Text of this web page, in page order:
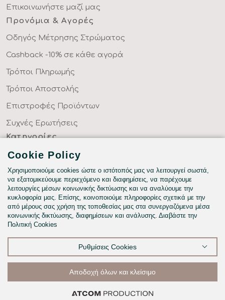
Επικοινωνήστε μαζί μας
Προνόμια & Αγορές
Οδηγός Μέτρησης Στρώματος
Cashback -10% σε κάθε αγορά
Τρόποι Πληρωμής
Τρόποι Αποστολής
Επιστροφές Προϊόντων
Συχνές Ερωτήσεις
Κατηγορίες
ΣΕΝΤΟΝΙΑ ΣΤΑ ΜΕΤΡΑ ΣΑΣ
ΥΦΑΣΜΑΤΑ ΜΕ ΤΟ ΜΕΤΡΟ
ΥΠΝΟΔΩΜΑΤΙΟ
HOTEL & BNB
ΠΑΙΔΙΚΟ - ΕΦΗΒΙΚΟ
Cookie Policy
Χρησιμοποιούμε cookies ώστε ο ιστότοπός μας να λειτουργεί σωστά,
να εξατομικεύουμε περιεχόμενο και διαφημίσεις, να παρέχουμε
λειτουργίες μέσων κοινωνικής δικτύωσης και να αναλύουμε την
κυκλοφορία μας. Επίσης, κοινοποιούμε πληροφορίες σχετικά με την
από μέρους σας χρήση της τοποθεσίας μας στα συνεργαζόμενα μέσα
κοινωνικής δικτύωσης, διαφημίσεων και ανάλυσης. Διαβάστε την
Πολιτική Cookies
Ρυθμίσεις Cookies
Αποδοχή όλων και κλείσιμο